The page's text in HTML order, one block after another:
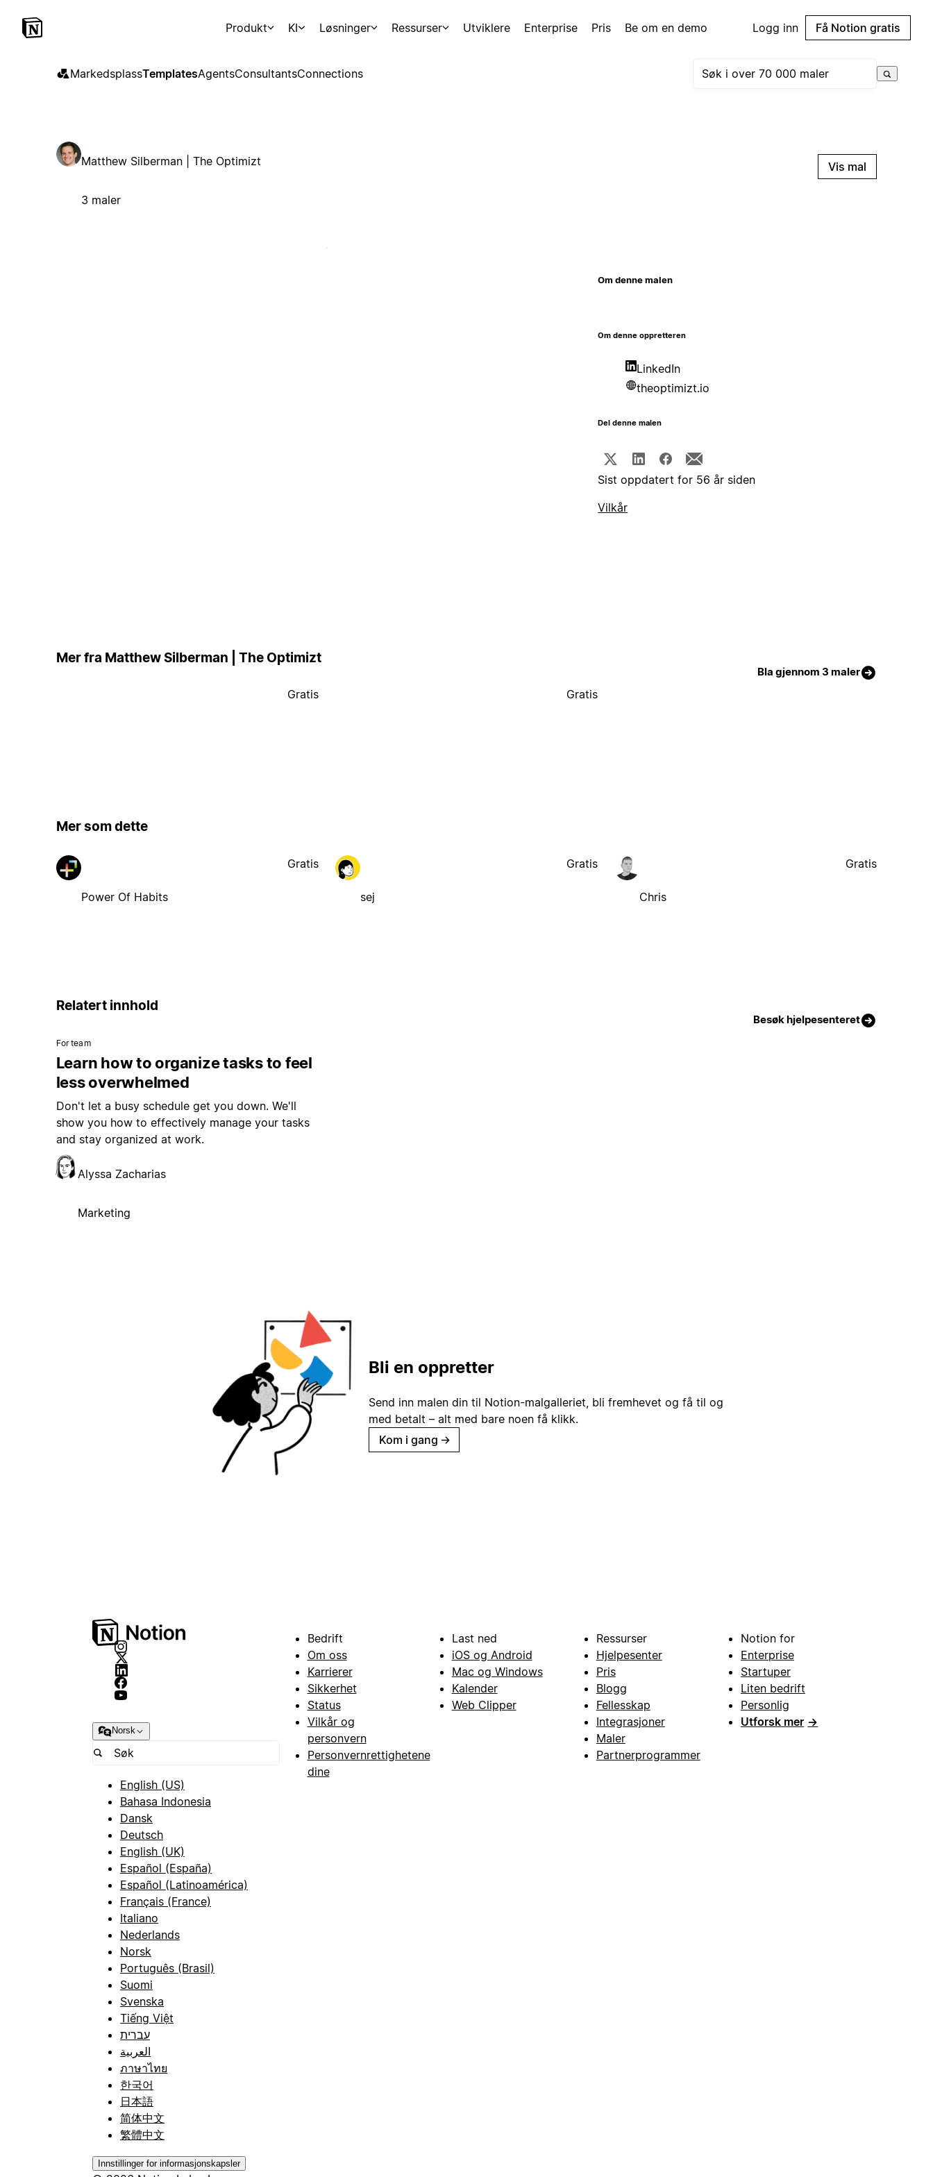
Produkt KI Løsninger Ressurser Utviklere Enterprise Pris Be om en demo Logg inn Få Notion gratis
MarkedsplassTemplatesAgentsConsultantsConnections
Matthew Silberman | The Optimizt
3 maler
Vis mal
Om denne malen
Om denne oppretteren
LinkedIn
theoptimizt.io
Del denne malen
Sist oppdatert for 56 år siden
Vilkår
Mer fra Matthew Silberman | The Optimizt
Bla gjennom 3 maler
Gratis Gratis
Mer som dette
Power Of Habits
Gratis
sej
Gratis
Chris
Gratis
Relatert innhold
Besøk hjelpesenteret
For team
Learn how to organize tasks to feel
less overwhelmed
Don't let a busy schedule get you down. We'll
show you how to effectively manage your tasks
and stay organized at work.
Alyssa Zacharias
Marketing
Bli en oppretter
Send inn malen din til Notion-malgalleriet, bli fremhevet og få til og
med betalt – alt med bare noen få klikk.
Kom i gang →
Norsk
English (US)
Bahasa Indonesia
Dansk
Deutsch
English (UK)
Español (España)
Español (Latinoamérica)
Français (France)
Italiano
Nederlands
Norsk
Português (Brasil)
Suomi
Svenska
Tiếng Việt
עברית
العربية
ภาษาไทย
한국어
日本語
简体中文
繁體中文
Innstillinger for informasjonskapsler
Bedrift
Om oss
Karrierer
Sikkerhet
Status
Vilkår og
personvern
Personvernrettighetene
dine
Last ned
iOS og Android
Mac og Windows
Kalender
Web Clipper
Ressurser
Hjelpesenter
Pris
Blogg
Fellesskap
Integrasjoner
Maler
Partnerprogrammer
Notion for
Enterprise
Startuper
Liten bedrift
Personlig
Utforsk mer →